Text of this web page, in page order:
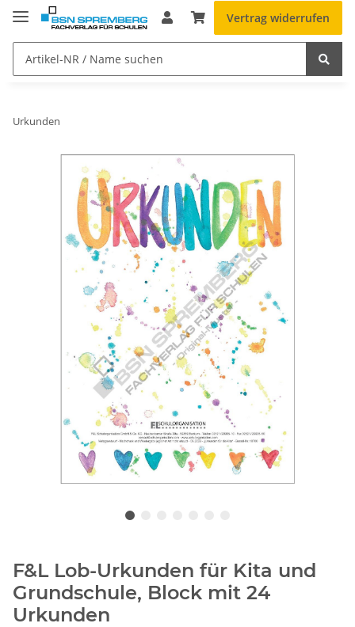
Vertrag widerrufen
Urkunden
F&L Lob-Urkunden für Kita und
Grundschule, Block mit 24
Urkunden